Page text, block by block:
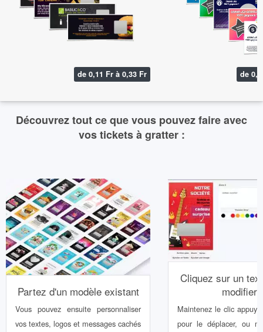
de 0,11 Fr à 0,33 Fr de
Découvrez tout ce que vous pouvez faire avec
vos tickets à gratter :
Partez d'un modèle existant
Vous pouvez ensuite personnaliser
vos textes, logos et messages cachés
Cliquez sur un
modifier.
Maintenez le clic
pour le déplacer, ou